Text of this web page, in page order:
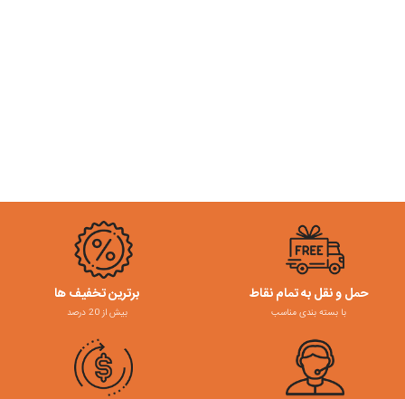
حمل و نقل به تمام نقاط
با بسته بندی مناسب
برترین تخفیف ها
بیش از 20 درصد